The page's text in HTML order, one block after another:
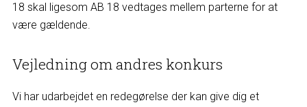
18 skal ligesom AB 18 vedtages mellem parterne for at
være gældende.
Vejledning om andres konkurs
Vi har udarbejdet en redegørelse der kan give dig et